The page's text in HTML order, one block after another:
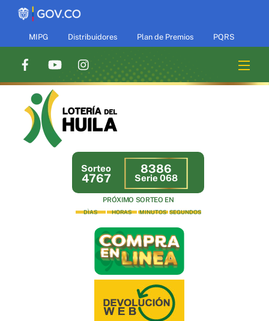
Skip
contentMIPG Distribuidores Plan de Premios PQRS
Sorteo
4767
8386
Serie 068
PRÓXIMO SORTEO EN
DÌAS HORAS MINUTOS SEGUNDOS